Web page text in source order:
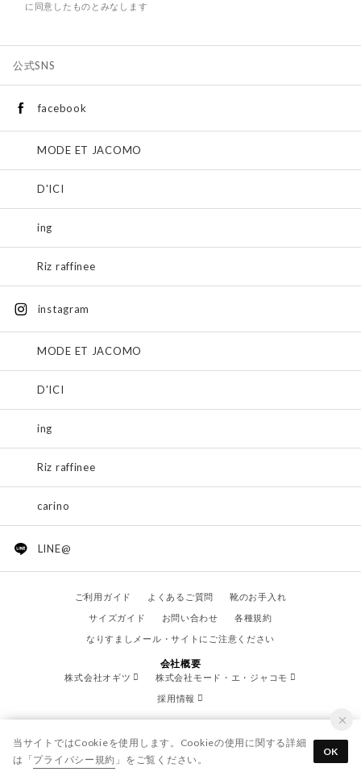
に同意したものとみなします
公式SNS
facebook
MODE ET JACOMO
D'ICI
ing
Riz raffinee
instagram
MODE ET JACOMO
D'ICI
ing
Riz raffinee
carino
LINE@
ご利用ガイド よくあるご質問
靴のお手入れ
サイズガイド
お問い合わせ
各種規約
なりすましメール・サイトにご注意ください
会社概要
株式会社オギツ
株式会社モード・エ・ジャコモ
採用情報
© OGITSU CO.,LTD. / All Right Reserved.
当サイトではCookieを使用します。Cookieの使用に関する詳細
は「プライバシー規約 」をご覧ください。
OK